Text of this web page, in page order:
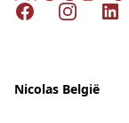
FacebookInstagram
Nicolas België